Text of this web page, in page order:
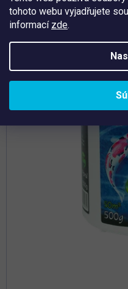
tohoto webu vyjadřujete
informací zde.
Tip